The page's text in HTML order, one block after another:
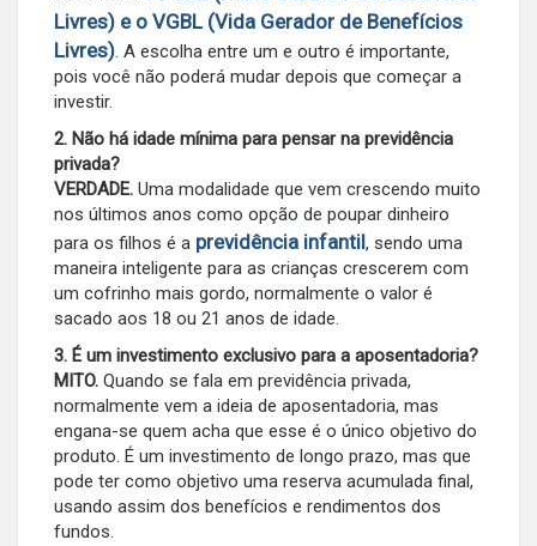
Livres) e o VGBL (Vida Gerador de Benefícios
Livres) . A escolha entre um e outro é importante,
pois você não poderá mudar depois que começar a
investir.
2. Não há idade mínima para pensar na previdência
privada?
VERDADE. Uma modalidade que vem crescendo muito
nos últimos anos como opção de poupar dinheiro
para os filhos é a previdência infantil, sendo uma
maneira inteligente para as crianças crescerem com
um cofrinho mais gordo, normalmente o valor é
sacado aos 18 ou 21 anos de idade.
3. É um investimento exclusivo para a aposentadoria?
MITO. Quando se fala em previdência privada,
normalmente vem a ideia de aposentadoria, mas
engana-se quem acha que esse é o único objetivo do
produto. É um investimento de longo prazo, mas que
pode ter como objetivo uma reserva acumulada final,
usando assim dos benefícios e rendimentos dos
fundos.